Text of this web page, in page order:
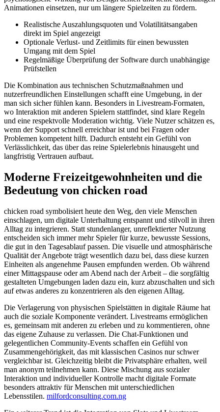
Animationen einsetzen, nur um längere Spielzeiten zu fördern.
Realistische Auszahlungsquoten und Volatilitätsangaben
direkt im Spiel angezeigt
Optionale Verlust- und Zeitlimits für einen bewussten
Umgang mit dem Spiel
Regelmäßige Überprüfung der Software durch unabhängige
Prüfstellen
Die Kombination aus technischen Schutzmaßnahmen und
nutzerfreundlichen Einstellungen schafft eine Umgebung, in der
man sich sicher fühlen kann. Besonders in Livestream-Formaten,
wo Interaktion mit anderen Spielern stattfindet, sind klare Regeln
und eine respektvolle Moderation wichtig. Viele Nutzer schätzen es,
wenn der Support schnell erreichbar ist und bei Fragen oder
Problemen kompetent hilft. Dadurch entsteht ein Gefühl von
Verlässlichkeit, das über das reine Spielerlebnis hinausgeht und
langfristig Vertrauen aufbaut.
Moderne Freizeitgewohnheiten und die
Bedeutung von chicken road
chicken road symbolisiert heute den Weg, den viele Menschen
einschlagen, um digitale Unterhaltung entspannt und stilvoll in ihren
Alltag zu integrieren. Statt stundenlanger, unreflektierter Nutzung
entscheiden sich immer mehr Spieler für kurze, bewusste Sessions,
die gut in den Tagesablauf passen. Die visuelle und atmosphärische
Qualität der Angebote trägt wesentlich dazu bei, dass diese kurzen
Einheiten als angenehme Pausen empfunden werden. Ob während
einer Mittagspause oder am Abend nach der Arbeit – die sorgfältig
gestalteten Umgebungen laden dazu ein, kurz abzuschalten und sich
auf etwas anderes zu konzentrieren als den eigenen Alltag.
Die Verlagerung von physischen Spielstätten in digitale Räume hat
auch die soziale Komponente verändert. Livestreams ermöglichen
es, gemeinsam mit anderen zu erleben und zu kommentieren, ohne
das eigene Zuhause zu verlassen. Die Chat-Funktionen und
gelegentlichen Community-Events schaffen ein Gefühl von
Zusammengehörigkeit, das mit klassischen Casinos nur schwer
vergleichbar ist. Gleichzeitig bleibt die Privatsphäre erhalten, weil
man anonym teilnehmen kann. Diese Mischung aus sozialer
Interaktion und individueller Kontrolle macht digitale Formate
besonders attraktiv für Menschen mit unterschiedlichen
Lebensstilen. milfordconsulting.com.ng